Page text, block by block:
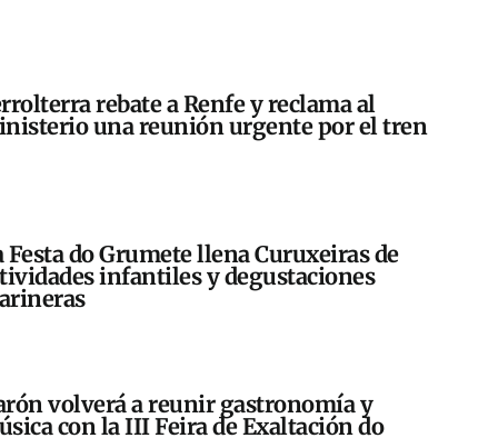
rebate a Renfe y reclama al
una reunión urgente por el tren
Festa do Grumete llena Curuxeiras de
infantiles y degustaciones
volverá a reunir gastronomía y
con la III Feira de Exaltación do